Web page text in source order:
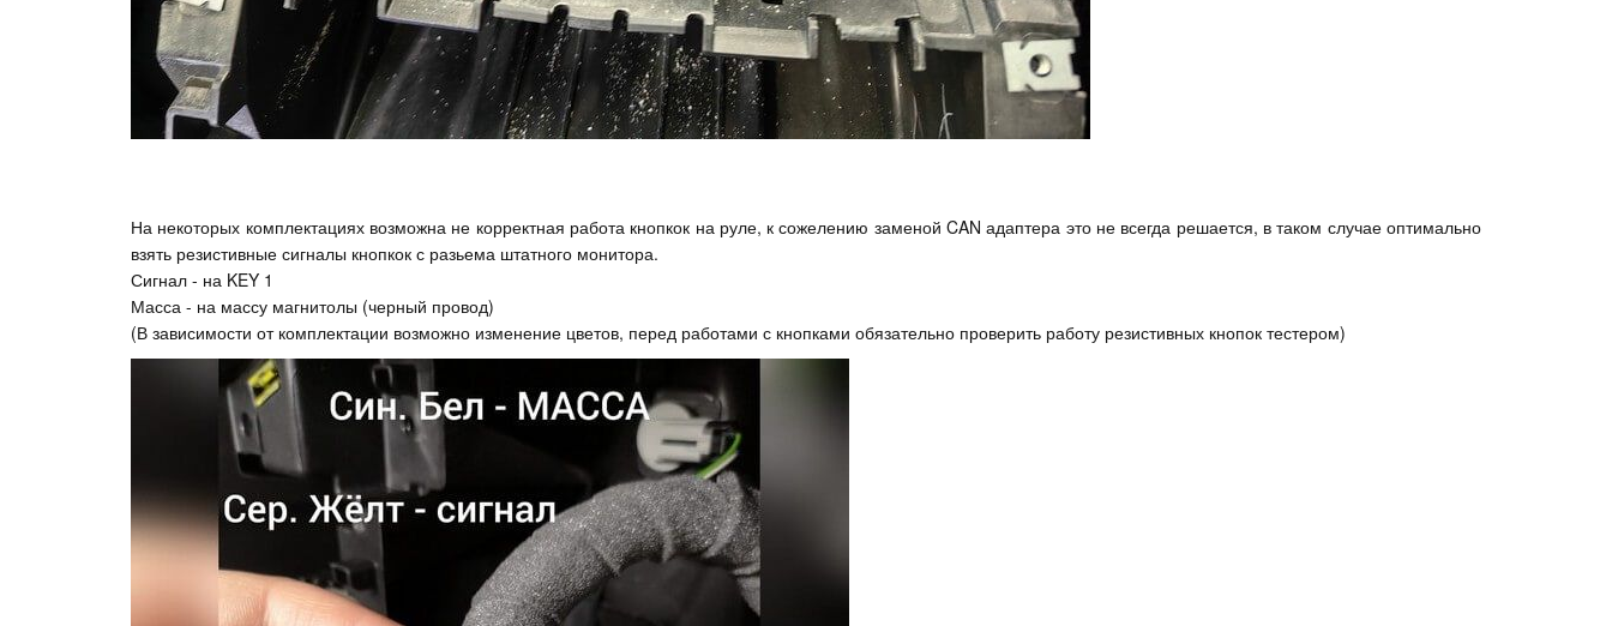
На некоторых комплектациях возможна не корректная работа кнопкок на руле, к сожелению заменой CAN адаптера это не всегда решается, в таком случае оптимально
взять резистивные сигналы кнопкок с разьема штатного монитора.
Сигнал - на KEY 1
Масса - на массу магнитолы (черный провод)
(В зависимости от комплектации возможно изменение цветов, перед работами с кнопками обязательно проверить работу резистивных кнопок тестером)